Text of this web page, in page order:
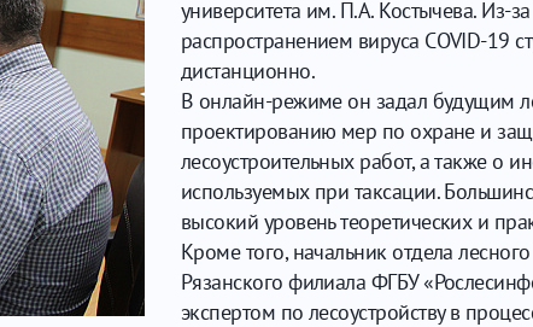
университета им. П.А. Костычева. Из-
распространением вируса COVID-19
дистанционно.
В онлайн-режиме он задал будущим
проектированию мер по охране и
лесоустроительных работ, а также о
используемых при таксации.
высокий уровень теоретических и
Кроме того, начальник отдела
Рязанского филиала ФГБУ
экспертом по лесоустройству в